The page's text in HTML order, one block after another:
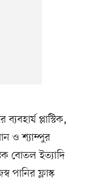
প্লাস্টিক,
ও শ্যাম্পুর
বোতল ইত্যাদি
পানির ফ্লাস্ক